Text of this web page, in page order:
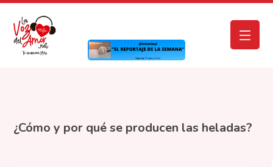
¿Cómo y por qué se producen las heladas?